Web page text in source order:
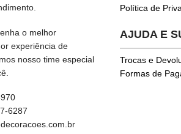
o melhor
experiência de
nosso time especial
6287
Política de
AJUDA E
Trocas e
Formas de